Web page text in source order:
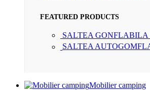
FEATURED PRODUCTS
SALTEA GONFLABILA
SALTEA
Mobilier camping